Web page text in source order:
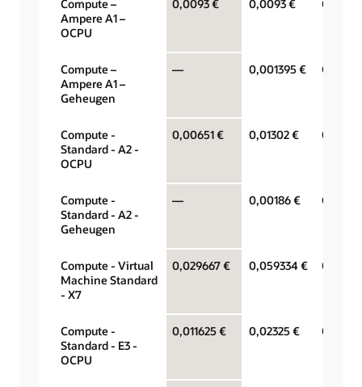
Compute –
Ampere A1 –
OCPU
0,0093 € 0,0093 € OCPU
Compute –
Ampere A1 –
Geheugen
— 0,001395 €
Compute -
Standard - A2 -
OCPU
0,00651 € 0,01302 € OCPU
Compute -
Standard - A2 -
Geheugen
— 0,00186 €
Compute - Virtual
Machine Standard
- X7
0,029667 € 0,059334 € OCPU
Compute -
Standard - E3 -
OCPU
0,011625 € 0,02325 € OCPU